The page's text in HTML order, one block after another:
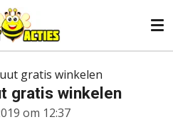
gratis winkelen
gratis winkelen
om 12:37